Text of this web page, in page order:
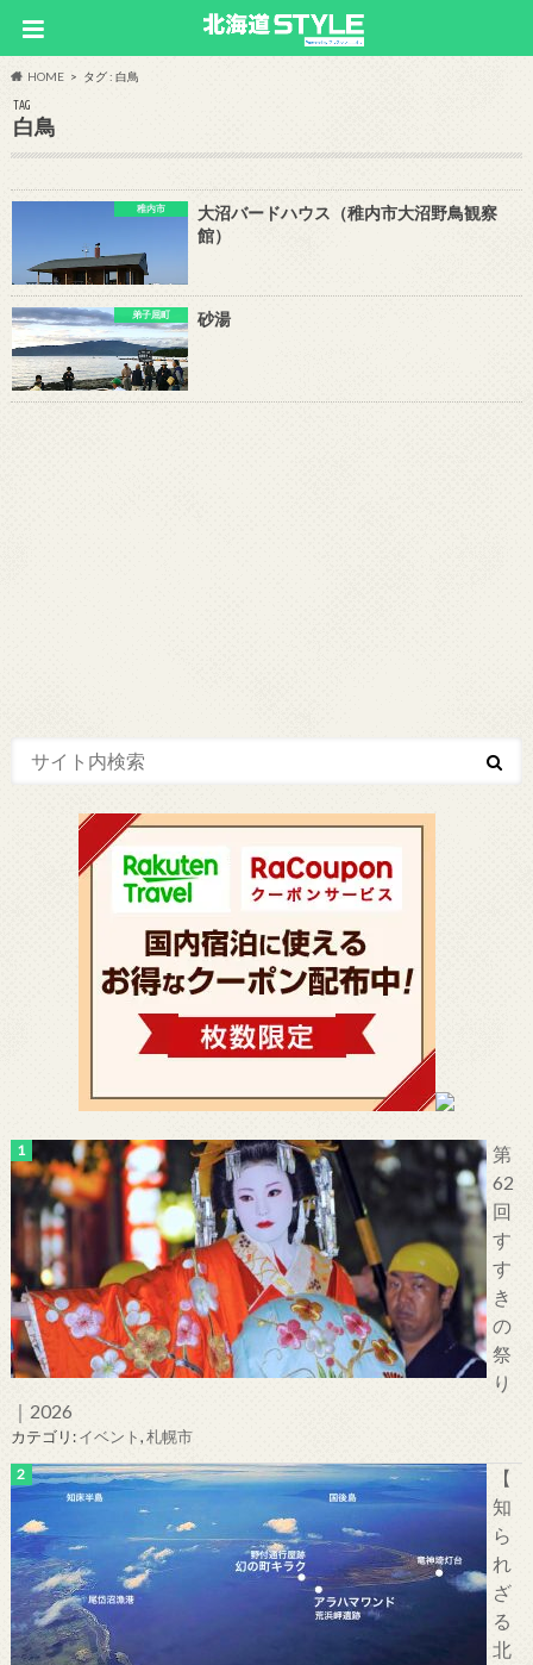
HOME タグ : 白鳥
TAG
白鳥
稚内市
大沼バードハウス（稚内市大沼野鳥観察
館）
弟子屈町 砂湯
第
62
回
す
す
き
の
祭
り
｜2026
カテゴリ:イベント,札幌市
【
知
ら
れ
ざ
る
北